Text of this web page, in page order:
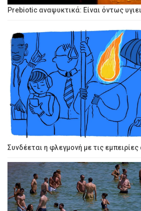
Prebiotic αναψυκτικά: Είναι όντως
Συνδέεται η φλεγμονή με τις